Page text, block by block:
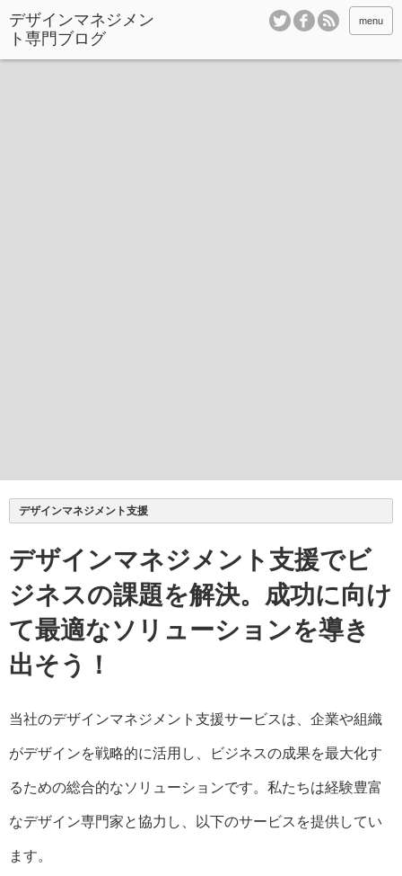
デザインマネジメン
ト専門ブログ
menu
デザインマネジメント支援
デザインマネジメント支援でビ
ジネスの課題を解決。成功に向け
て最適なソリューションを導き
出そう！
当社のデザインマネジメント支援サービスは、企業や組織
がデザインを戦略的に活用し、ビジネスの成果を最大化す
るための総合的なソリューションです。私たちは経験豊富
なデザイン専門家と協力し、以下のサービスを提供してい
ます。